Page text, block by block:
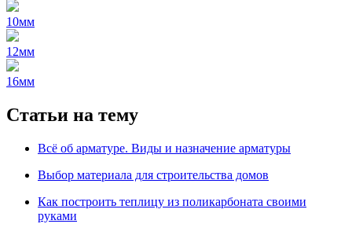
10мм
12мм
16мм
Статьи на тему
Всё об арматуре. Виды и назначение арматуры
Выбор материала для строительства домов
Как построить теплицу из поликарбоната своими
руками